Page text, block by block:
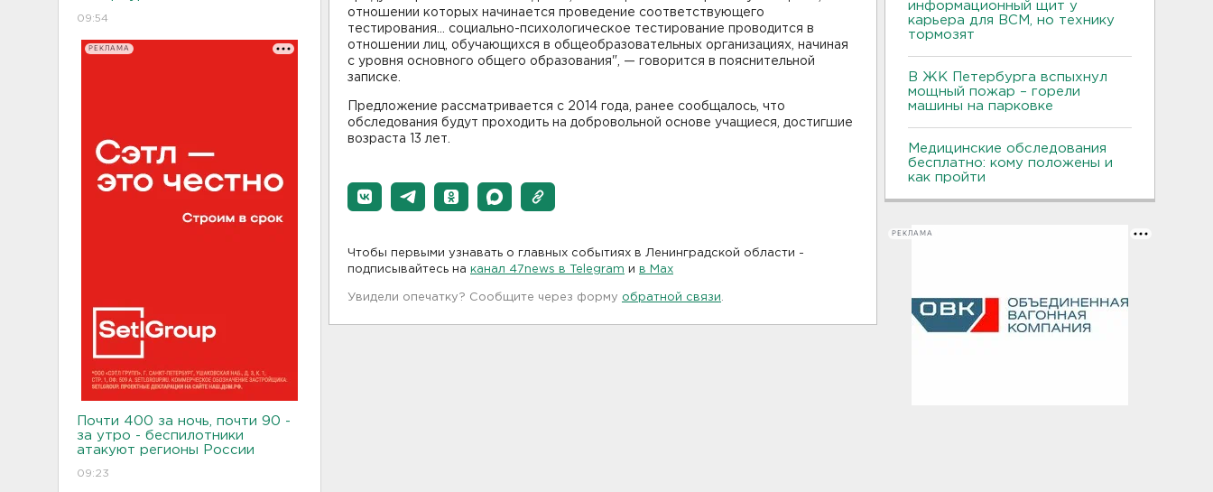
09:54
РЕКЛАМА
Почти 400 за ночь, почти 90 -
за утро - беспилотники
атакуют регионы России
09:23
отношении которых начинается проведение соответствующего
тестирования… социально-психологическое тестирование проводится в
отношении лиц, обучающихся в общеобразовательных организациях, начиная
с уровня основного общего образования", — говорится в пояснительной
записке.
Предложение рассматривается с 2014 года, ранее сообщалось, что
обследования будут проходить на добровольной основе учащиеся, достигшие
возраста 13 лет.
Чтобы первыми узнавать о главных событиях в Ленинградской области -
подписывайтесь на канал 47news в Telegram и в Maх
Увидели опечатку? Сообщите через форму обратной связи
информационный щит у
карьера для ВСМ, но технику
тормозят
В ЖК Петербурга вспыхнул
мощный пожар – горели
машины на парковке
Медицинские обследования
бесплатно: кому положены и
как пройти
РЕКЛАМА